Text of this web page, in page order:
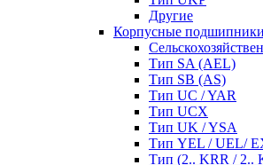
Другие
Корпусные
Тип SA (AEL)
Тип SB (AS)
Тип UC / YAR
Тип UCX
Тип UK / YSA
Тип YEL / UEL/
Тип (2.. KRR / 2..